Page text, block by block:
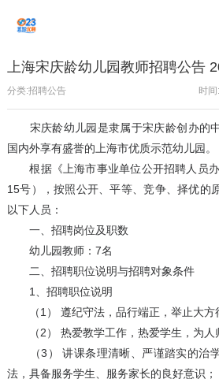
上海宋庆龄幼儿园教师招聘公告
分类:招聘公告 时
宋庆龄幼儿园是隶属于宋庆龄创办的
国内外享有盛誉的上海市优质示范幼儿园。
根据《上海市事业单位公开招聘人员办
15号），按照公开、平等、竞争、择优的
以下人员：
一、招聘岗位及职数
幼儿园教师：7名
二、招聘职位说明与招聘对象条件
1、招聘职位说明
（1） 遵纪守法，品行端正，举止大方
（2） 热爱教学工作，热爱学生，为人
（3） 讲课条理清晰、严谨踏实的治
法，具备服务学生、服务家长的良好意识；